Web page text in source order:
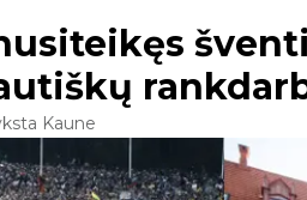
Kaune